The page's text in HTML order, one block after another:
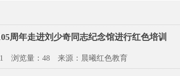
周年走进刘少奇同志纪念馆进行红色培训
浏览量： 48 来源：晨曦红色教育